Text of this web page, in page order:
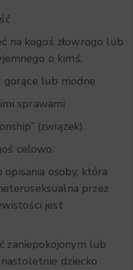
na kogoś złowrogo lub
o kimś.
gorące lub modne
sprawami
(związek).
celowo.
opisania osoby, która
przez
jest
zaniepokojonym lub
dziecko